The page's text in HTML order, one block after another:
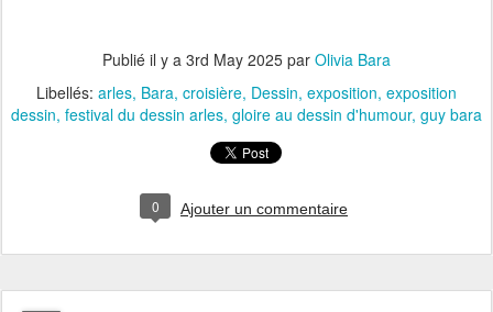
Publié il y a 3rd May 2025 par Olivia Bara
Libellés: arles Bara croisière Dessin exposition exposition
dessin festival du dessin arles gloire au dessin d'humour guy bara
0 Ajouter un commentaire